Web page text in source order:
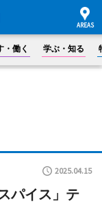
・働く 学ぶ・知る
2025.04.15
パイス」テ